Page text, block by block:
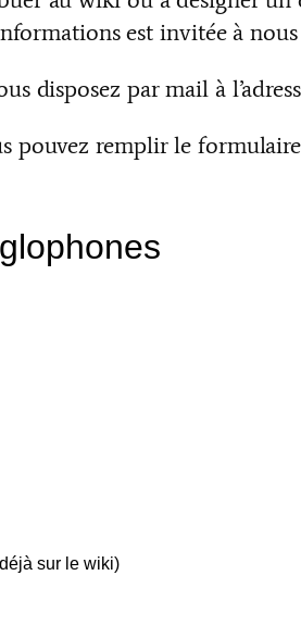
est invitée à
disposez par mail à
pouvez remplir le